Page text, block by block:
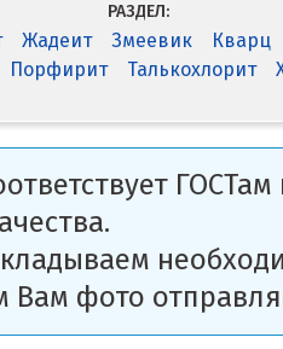
РАЗДЕЛ:
Жадеит Змеевик Кварц
Порфирит Талькохлорит
ГОСТам
Вам фото